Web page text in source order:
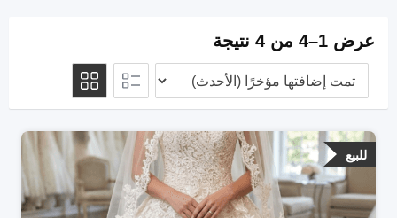
عرض 1–4 من 4 نتيجة
للبيع